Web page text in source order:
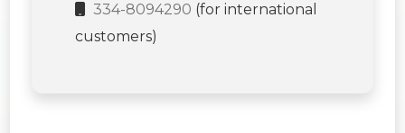
334-8094290 (for international
customers)